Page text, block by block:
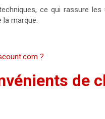
ce qui rassure
la marque.
?
de